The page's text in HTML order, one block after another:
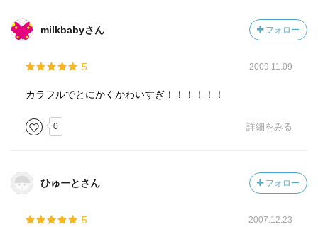
milkbabyさん フォロー
5 2009.11.09
カラフルでとにかくかわいすぎ！！！！！！
0 詳細をみる
ひゅーとさん フォロー
5 2007.12.23